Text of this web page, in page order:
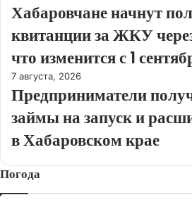
Хабаровчане начнут
квитанции за ЖКУ
что изменится с 1
7 августа, 2026
Предприниматели
займы на запуск и
в Хабаровском крае
Погода